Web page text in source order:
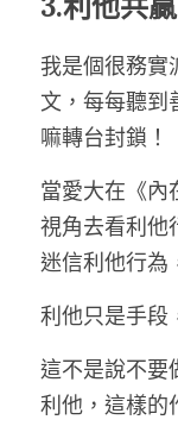
我是個很務實
文，每每聽到
嘛轉台封鎖！
當愛大在《內
視角去看利他
迷信利他行為
利他只是手段
這不是說不要
利他，這樣的